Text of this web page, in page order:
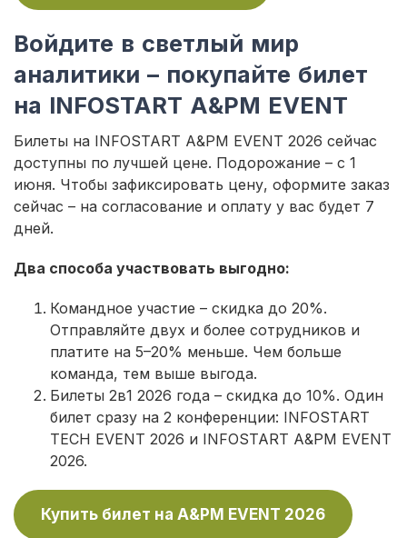
Войдите в светлый мир
аналитики – покупайте билет
на INFOSTART A&PM EVENT
Билеты на INFOSTART A&PM EVENT 2026 сейчас
доступны по лучшей цене. Подорожание – с 1
июня. Чтобы зафиксировать цену, оформите заказ
сейчас – на согласование и оплату у вас будет 7
дней.
Два способа участвовать выгодно:
Командное участие – скидка до 20%.
Отправляйте двух и более сотрудников и
платите на 5–20% меньше. Чем больше
команда, тем выше выгода.
Билеты 2в1 2026 года – скидка до 10%. Один
билет сразу на 2 конференции: INFOSTART
TECH EVENT 2026 и INFOSTART A&PM EVENT
2026.
Купить билет на A&PM EVENT 2026